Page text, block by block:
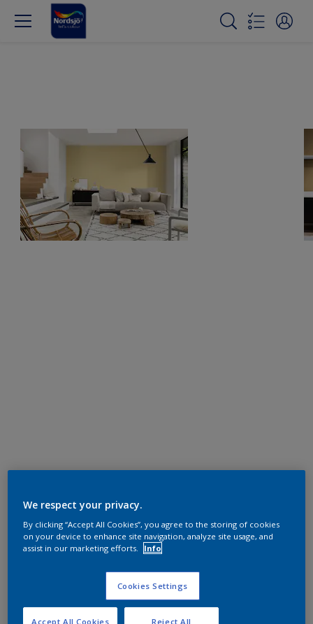
We respect your privacy.
By clicking “Accept All Cookies”, you agree to the storing of cookies
on your device to enhance site navigation, analyze site usage, and
assist in our marketing efforts.
Info
Cookies Settings
Reject All
Accept All Cookies